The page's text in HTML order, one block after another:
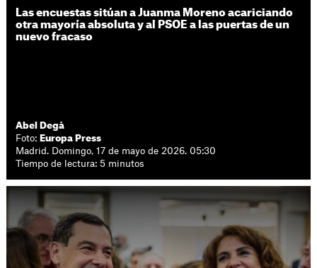
Las encuestas sitúan a Juanma Moreno acariciando
otra mayoría absoluta y al PSOE a las puertas de un
nuevo fracaso
Abel Degà
Foto: Europa Press
Madrid. Domingo, 17 de mayo de 2026. 05:30
Tiempo de lectura: 5 minutos